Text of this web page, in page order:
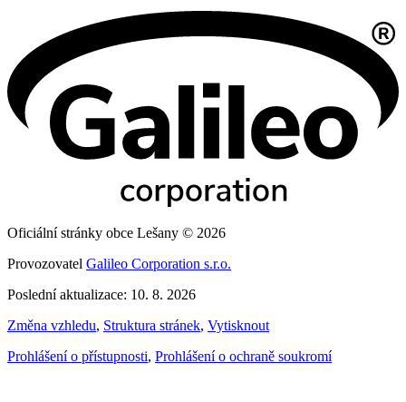
Oficiální stránky obce Lešany © 2026
Provozovatel Galileo Corporation s.r.o.
Poslední aktualizace: 10. 8. 2026
Změna vzhledu, Struktura stránek, Vytisknout
Prohlášení o přístupnosti, Prohlášení o ochraně soukromí